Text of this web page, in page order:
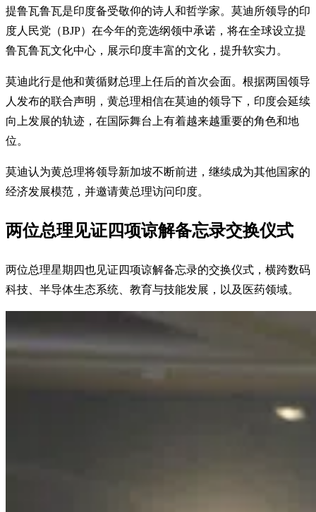
提鲁瓦鲁瓦是印度备受敬仰的诗人和哲学家。莫迪所领导的印
度人民党（BJP）在今年的竞选纲领中承诺，将在全球设立提
鲁瓦鲁瓦文化中心，展示印度丰富的文化，提升软实力。
莫迪此行是他和黄循财总理上任后的首次会面。根据两国领导
人发布的联合声明，黄总理相信在莫迪的领导下，印度会延续
向上发展的轨迹，在国际舞台上有着越来越重要的角色和地
位。
莫迪认为黄总理将领导新加坡不断前进，继续成为其他国家的
经济发展模范，并邀请黄总理访问印度。
两位总理见证四项谅解备忘录交换仪式
两位总理星期四也见证四项谅解备忘录的交换仪式，横跨数码
科技、半导体生态系统、教育与技能发展，以及医药领域。